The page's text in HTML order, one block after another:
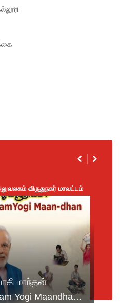
மாந்தன்
Yogi Maandhan
விருதுநகர் மாவட்டம்